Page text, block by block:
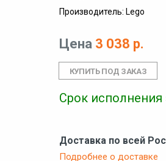
Производитель: Lego
Цена 3 038 р.
Срок исполнения
Доставка по всей
Подробнее о доставке